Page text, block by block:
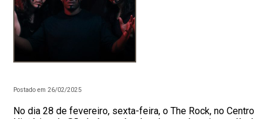
Postado em 26/02/2025
No dia 28 de fevereiro, sexta-feira, o The Rock, no Centro